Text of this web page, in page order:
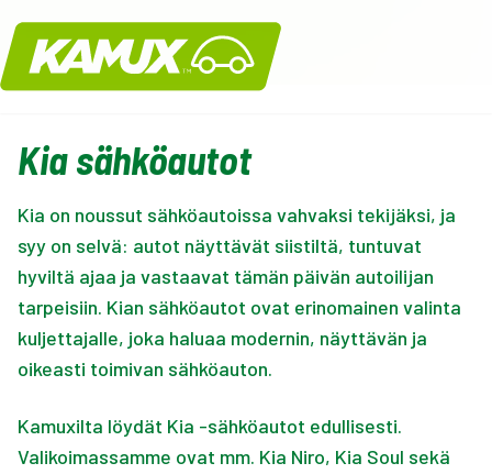
Kamux
Kia sähköautot
Kia on noussut sähköautoissa vahvaksi tekijäksi, ja
syy on selvä: autot näyttävät siistiltä, tuntuvat
hyviltä ajaa ja vastaavat tämän päivän autoilijan
tarpeisiin. Kian sähköautot ovat erinomainen valinta
kuljettajalle, joka haluaa modernin, näyttävän ja
oikeasti toimivan sähköauton.
Kamuxilta löydät Kia -sähköautot edullisesti.
Valikoimassamme ovat mm. Kia Niro, Kia Soul sekä